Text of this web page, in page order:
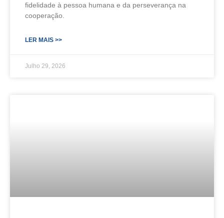
fidelidade à pessoa humana e da perseverança na
cooperação.
LER MAIS >>
Julho 29, 2026